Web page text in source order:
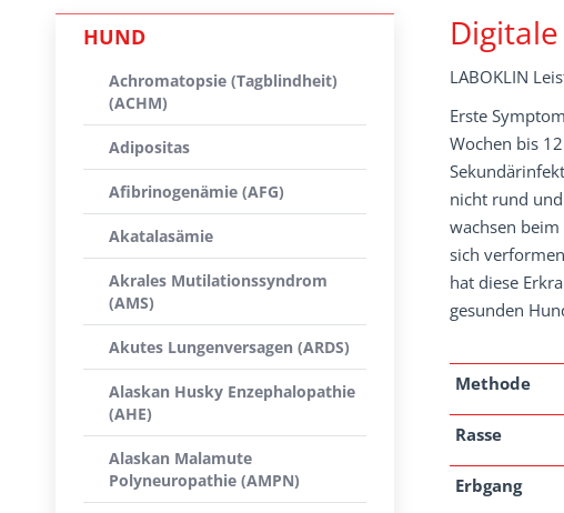
LABOKLIN
Erste
Wochen bis
nicht rund
wachsen
sich
hat diese
gesunden
Methode
Rasse
Erbgang
HUND
Achromatopsie (Tagblindheit)
(ACHM)
Adipositas
Afibrinogenämie (AFG)
Akatalasämie
Akrales Mutilationssyndrom
(AMS)
Akutes Lungenversagen (ARDS)
Alaskan Husky Enzephalopathie
(AHE)
Alaskan Malamute
Polyneuropathie (AMPN)